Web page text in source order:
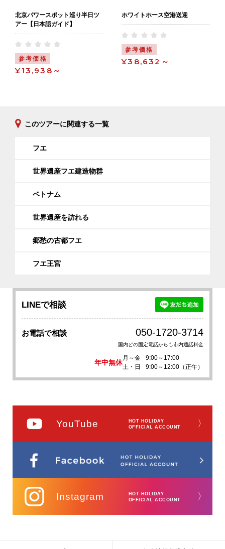
北京パワースポット巡り半日ツ
アー【日本語ガイド】
参考価格
¥13,938～
ホワイトホース空港送迎
参考価格
¥38,632～
このツアーに関連する一覧
フエ
世界遺産フエ建造物群
ベトナム
世界遺産を訪れる
郷愁の古都フエ
フエ王宮
LINEで相談
お電話で相談 050-1720-3714
国内どの固定電話からも市内通話料金
年中無休
月～金
9:00～17:00
土・日
9:00～12:00（正午）
YouTube
HOT HOLIDAY
OFFICIAL ACCOUNT
〉
Instagram
HOT HOLIDAY
OFFICIAL ACCOUNT
〉